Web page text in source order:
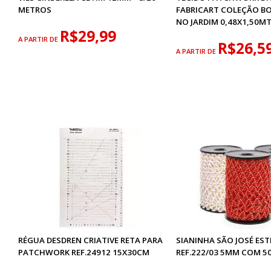
METROS
A PARTIR DE R$29,99
FABRICART COLEÇÃO
NO JARDIM
A PARTIR DE
RÉGUA DESDREN CRIATIVE RETA PARA
PATCHWORK REF.24912 15X30CM
SIANINHA SÃO JOSÉ
REF.222/03 5MM COM